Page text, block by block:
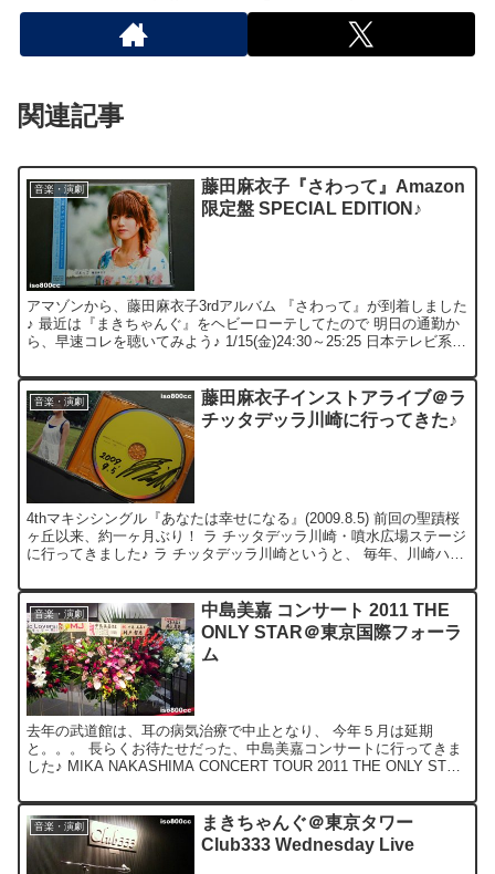
関連記事
音楽・演劇
藤田麻衣子『さわって』Amazon
限定盤 SPECIAL EDITION♪
アマゾンから、藤田麻衣子3rdアルバム 『さわって』が到着しました
♪ 最近は『まきちゃんぐ』をヘビーローテしてたので 明日の通勤か
ら、早速コレを聴いてみよう♪ 1/15(金)24:30～25:25 日本テレビ系列
音楽・演劇
藤田麻衣子インストアライブ＠ラ
チッタデッラ川崎に行ってきた♪
4thマキシシングル『あなたは幸せになる』(2009.8.5) 前回の聖蹟桜
ヶ丘以来、約一ヶ月ぶり！ ラ チッタデッラ川崎・噴水広場ステージ
に行ってきました♪ ラ チッタデッラ川崎というと、 毎年、川崎ハロ
音楽・演劇
中島美嘉 コンサート 2011 THE
ONLY STAR＠東京国際フォーラ
ム
去年の武道館は、耳の病気治療で中止となり、 今年５月は延期
と。。。 長らくお待たせだった、中島美嘉コンサートに行ってきま
した♪ MIKA NAKASHIMA CONCERT TOUR 2011 THE ONLY STAR
音楽・演劇
まきちゃんぐ＠東京タワー
Club333 Wednesday Live